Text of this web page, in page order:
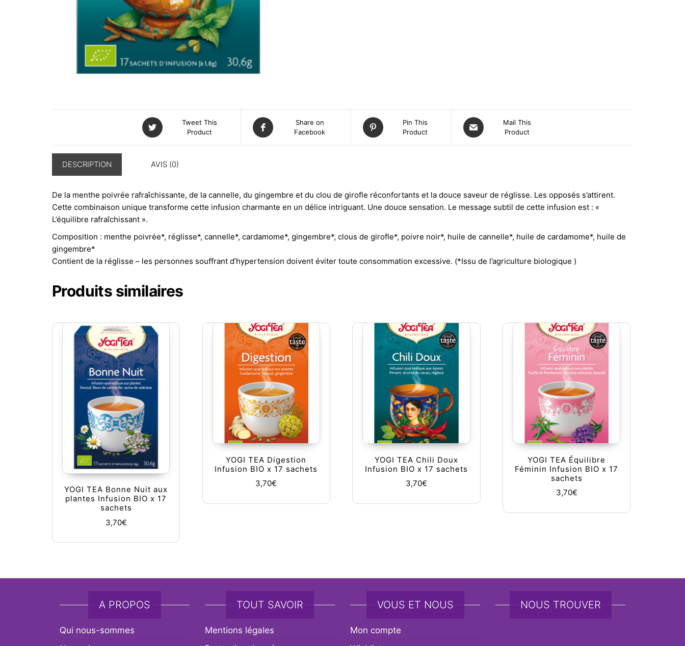
Tweet This
Product
Share on
Facebook
Pin This
Product
Mail This
Product
DESCRIPTION AVIS (0)
De la menthe poivrée rafraîchissante, de la cannelle, du gingembre et du clou de girofle réconfortants et la douce saveur de réglisse. Les opposés s’attirent.
Cette combinaison unique transforme cette infusion charmante en un délice intriguant. Une douce sensation. Le message subtil de cette infusion est : «
L’équilibre rafraîchissant ».
Composition : menthe poivrée*, réglisse*, cannelle*, cardamome*, gingembre*, clous de girofle*, poivre noir*, huile de cannelle*, huile de cardamome*, huile de
gingembre*
Contient de la réglisse – les personnes souffrant d’hypertension doivent éviter toute consommation excessive. (*Issu de l’agriculture biologique )
Produits similaires
YOGI TEA Bonne Nuit aux
plantes Infusion BIO x 17
sachets
3,70€
YOGI TEA Digestion
Infusion BIO x 17 sachets
3,70€
YOGI TEA Chili Doux
Infusion BIO x 17 sachets
3,70€
YOGI TEA Équilibre
Féminin Infusion BIO x 17
sachets
3,70€
A PROPOS
Qui nous-sommes
TOUT SAVOIR
Mentions légales
VOUS ET NOUS
Mon compte
NOUS TROUVER